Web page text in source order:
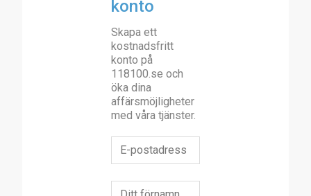
konto
Skapa ett
kostnadsfritt
konto på
118100.se och
öka dina
affärsmöjligheter
med våra tjänster.